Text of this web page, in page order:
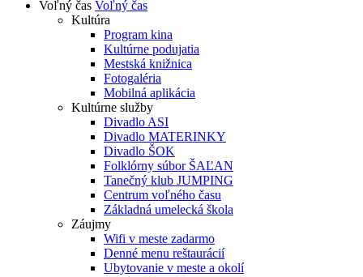
Voľný čas Voľný čas
Kultúra
Program kina
Kultúrne podujatia
Mestská knižnica
Fotogaléria
Mobilná aplikácia
Kultúrne služby
Divadlo ASI
Divadlo MATERINKY
Divadlo ŠOK
Folklórny súbor ŠAĽAN
Tanečný klub JUMPING
Centrum voľného času
Základná umelecká škola
Záujmy
Wifi v meste zadarmo
Denné menu reštaurácií
Ubytovanie v meste a okolí